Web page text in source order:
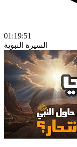
01:19:51
السيرة النبوية